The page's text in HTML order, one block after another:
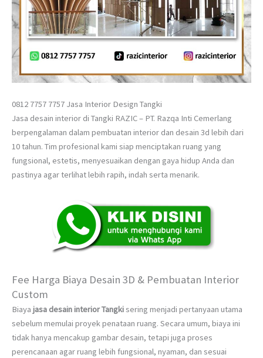
0812 7757 7757 Jasa Interior Design Tangki
Jasa desain interior di Tangki RAZIC – PT. Razqa Inti Cemerlang
berpengalaman dalam pembuatan interior dan desain 3d lebih dari
10 tahun. Tim profesional kami siap menciptakan ruang yang
fungsional, estetis, menyesuaikan dengan gaya hidup Anda dan
pastinya agar terlihat lebih rapih, indah serta menarik.
Fee Harga Biaya Desain 3D & Pembuatan Interior
Custom
Biaya jasa desain interior Tangkisering menjadi pertanyaan utama
sebelum memulai proyek penataan ruang. Secara umum, biaya ini
tidak hanya mencakup gambar desain, tetapi juga proses
perencanaan agar ruang lebih fungsional, nyaman, dan sesuai